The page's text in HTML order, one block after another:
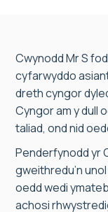
Cwynodd Mr S
cyfarwyddo
dreth cyngor
Cyngor am y dull
taliad, ond nid
Penderfynodd yr
gweithredu’n
oedd wedi
achosi